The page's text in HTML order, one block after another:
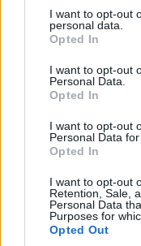
not limited to your
grant or deny
use your data for
consent section.
I want to opt-out
personal data.
Opted In
I want to opt-out
Personal Data.
Opted In
I want to opt-out
Personal Data
Opted In
I want to opt-out
Retention, Sale,
Personal Data
Purposes for
Opted Out
FAI DA TE E
Braccialetti fai
divertimento e